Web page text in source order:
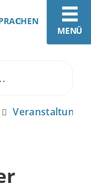
MENÜ